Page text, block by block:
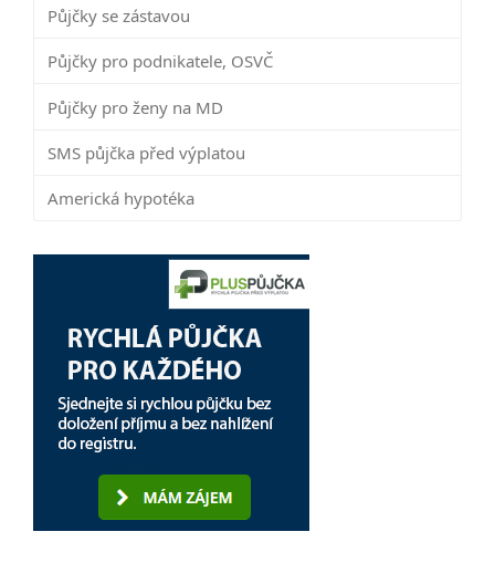
Půjčky se zástavou
Půjčky pro podnikatele, OSVČ
Půjčky pro ženy na MD
SMS půjčka před výplatou
Americká hypotéka